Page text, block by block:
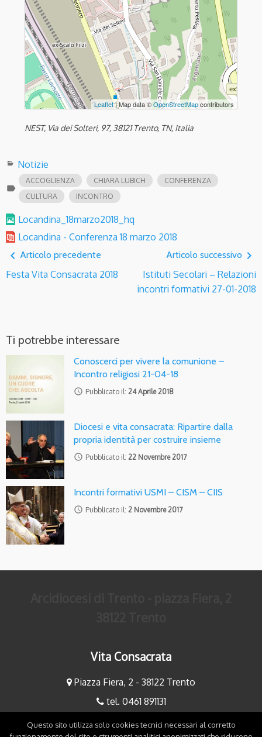
Leaflet| Map data ©OpenStreetMapcontributors
NEST, Via dei Solteri, 97, 38121 Trento, TN, Italia
Notizie
label
ACCOGLIENZA CHIARA LUBICH
CONFERENZA
CULTURA
INCONTRO
Locandina_18marzo2018_hq
Locandina - Conferenza 18 marzo 2018
navigate_before Articolo precedente
Festa Vita Consacrata 2018
Articolo successivo navigate_next
Istituti Secolari – Relazioni
incontri formativi 27-01-2018
Ti potrebbe interessare
Conoscerci per vivere la comunione –
Incontro religiosi 21-04-18
access_time Pubblicato il: 24 Aprile 2018
Diocesi e vita consacrata: Ripartire dalla
propria identità per costruire insieme
access_time Pubblicato il: 22 Novembre 2017
Incontri formativi USMI – CISM – CIIS
access_time Pubblicato il: 2 Novembre 2017
Vita Consacrata
Piazza Fiera, 2 - 38122 Trento
tel. 0461 891131
fax 0461 891234
Questo sito utilizza solo cookies tecnici necessari al corretto